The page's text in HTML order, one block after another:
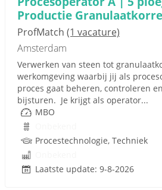
Productie
ProfMatch (1 vacature)
Amsterdam
Verwerken van steen tot
werkomgeving waarbij jij als
proces gaat beheren, controleren
bijsturen. Je krijgt als operator...
MBO
Procestechnologie, Techniek
Laatste update: 9-8-2026